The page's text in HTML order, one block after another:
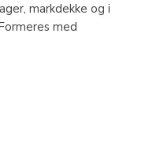
markdekke og i
med